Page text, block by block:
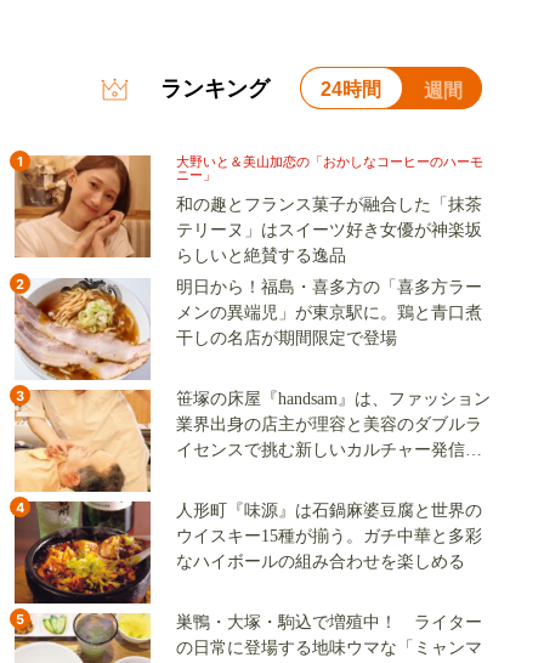
ランキング 24時間 週間
1
大野いと＆美山加恋の「おかしなコーヒーのハーモ
ニー」
和の趣とフランス菓子が融合した「抹茶
テリーヌ」はスイーツ好き女優が神楽坂
らしいと絶賛する逸品
2
明日から！福島・喜多方の「喜多方ラー
メンの異端児」が東京駅に。鶏と青口煮
干しの名店が期間限定で登場
3
笹塚の床屋『handsam』は、ファッション
業界出身の店主が理容と美容のダブルラ
イセンスで挑む新しいカルチャー発信基
4
人形町『味源』は石鍋麻婆豆腐と世界の
ウイスキー15種が揃う。ガチ中華と多彩
なハイボールの組み合わせを楽しめる
5
巣鴨・大塚・駒込で増殖中！ ライター
の日常に登場する地味ウマな「ミャンマ